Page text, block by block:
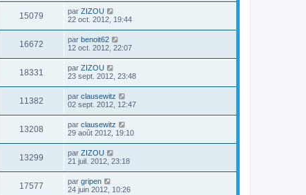
15079 par ZIZOU
22 oct. 2012, 19:44
16672 par benoit62
12 oct. 2012, 22:07
18331 par ZIZOU
23 sept. 2012, 23:48
11382 par clausewitz
02 sept. 2012, 12:47
13208 par clausewitz
29 août 2012, 19:10
13299 par ZIZOU
21 juil. 2012, 23:18
17577 par gripen
24 juin 2012, 10:26